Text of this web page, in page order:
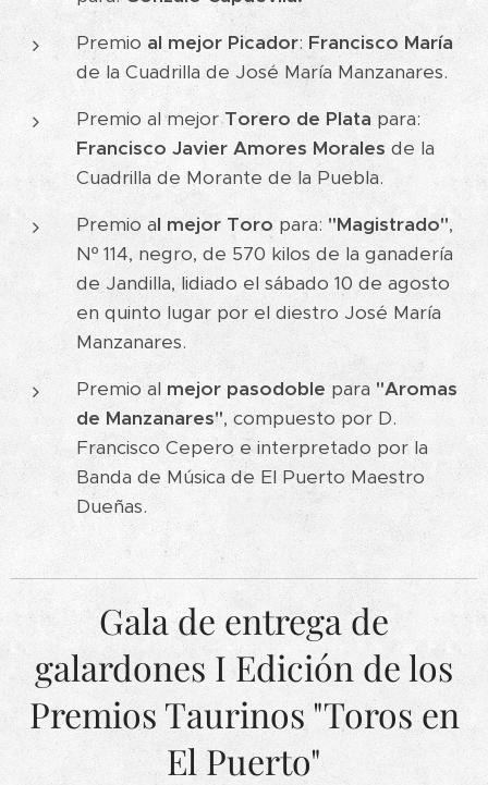
Premio al mejor Picador: Francisco María
de la Cuadrilla de José María Manzanares.
Premio al mejorTorero de Plata para:
Francisco Javier Amores Morales de la
Cuadrilla de Morante de la Puebla.
Premio al mejor Toro para: "Magistrado",
Nº 114, negro, de 570 kilos de la ganadería
de Jandilla, lidiado el sábado 10 de agosto
en quinto lugar por el diestro José María
Manzanares.
Premio al mejor pasodoble para "Aromas
de Manzanares", compuesto por D.
Francisco Cepero e interpretado por la
Banda de Música de El Puerto Maestro
Dueñas.
Gala de entrega de
galardones I Edición de los
Premios Taurinos "Toros en
El Puerto"